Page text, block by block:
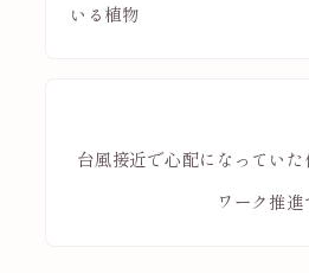
いる植物
台風接近で心配になってい
ワーク推